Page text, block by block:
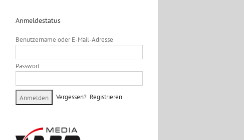
Anmeldestatus
Benutzername oder E-Mail-Adresse
Passwort
Vergessen? Registrieren